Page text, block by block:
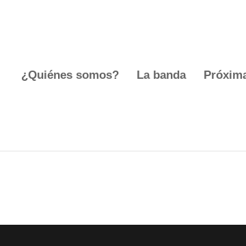
¿Quiénes somos? La banda